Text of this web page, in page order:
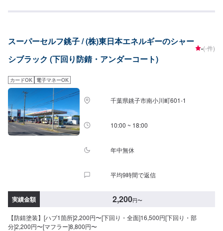
ので、お気軽にお問い合わせください。ブレーキパッドの交換や車内のクリ
ドバイスを心掛けております。--------------------------------------------------【1】オ
ファーにてお問い合わせ【2】お見積り【3】お見積りにご納得いただければ
作業開始【4】仕上がり次第納車-----納期について-----納期は通常1日～2日程
さい。-----代車について-----無料の代車をご用意しています。お車の作業中は
代車をご利用ください。※代車の燃料代はお客様にご負担いただいておりま
す。-----ご来店時の注意、受付方法-----当工場は太田桐生インターチェンジか
ら５分入庫の際はお気をつけてお越しください。駐車スペースは工場前の空
いているスペースに駐車してください。受付はスタッフへ「メンテモで予約
しました」とお伝えください。ご案内いたします。【定休日・営業時間】定
休日：日曜日営業時間：9:00~19:00
スーパーセルフ銚子 / (株)東日本エネルギーのシャー
シブラック (下回り防錆・アンダーコート)
-(-件)
カードOK 電子マネーOK
千葉県銚子市南小川町601-1
10:00 ~ 18:00
年中無休
平均9時間で返信
実績金額 2,200円〜
【防錆塗装】[ハブ1箇所]2,200円〜[下回り・全面]16,500円[下回り・部
分]2,200円〜[マフラー]8,800円〜